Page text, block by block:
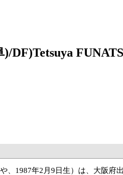
)/DF)Tetsuya
、1987年2月9日生）は、大阪府